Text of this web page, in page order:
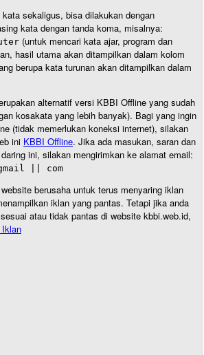
sekaligus, bisa dilakukan dengan
kata dengan tanda koma, misalnya:
(untuk mencari kata ajar, program dan
hasil utama akan ditampilkan dalam kolom
berupa kata turunan akan ditampilkan dalam
alternatif versi KBBI Offline yang sudah
kosakata yang lebih banyak). Bagi yang ingin
(tidak memerlukan koneksi internet), silakan
ini KBBI Offline. Jika ada masukan, saran dan
ini, silakan mengirimkan ke alamat email:
|| com
berusaha untuk terus menyaring iklan
iklan yang pantas. Tetapi jika anda
atau tidak pantas di website kbbi.web.id,
Iklan